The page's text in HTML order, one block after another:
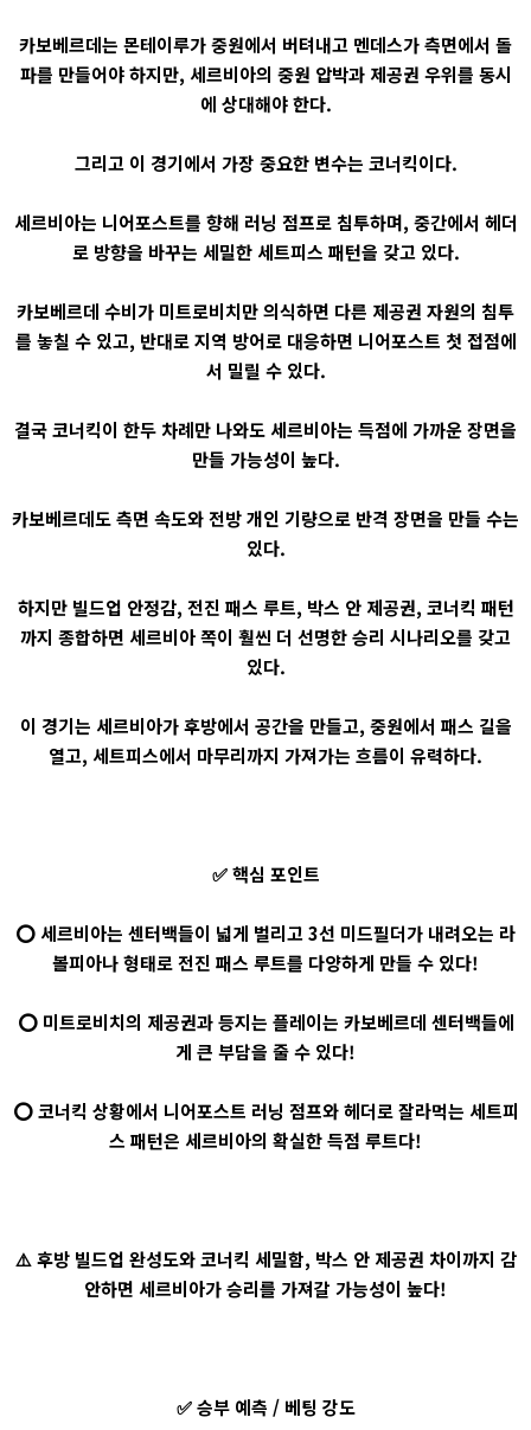
카보베르데는 몬테이루가 중원에서 버텨내고 멘데스가 측면에서 돌
파를 만들어야 하지만, 세르비아의 중원 압박과 제공권 우위를 동시
에 상대해야 한다.
그리고 이 경기에서 가장 중요한 변수는 코너킥이다.
세르비아는 니어포스트를 향해 러닝 점프로 침투하며, 중간에서 헤더
로 방향을 바꾸는 세밀한 세트피스 패턴을 갖고 있다.
카보베르데 수비가 미트로비치만 의식하면 다른 제공권 자원의 침투
를 놓칠 수 있고, 반대로 지역 방어로 대응하면 니어포스트 첫 접점에
서 밀릴 수 있다.
결국 코너킥이 한두 차례만 나와도 세르비아는 득점에 가까운 장면을
만들 가능성이 높다.
카보베르데도 측면 속도와 전방 개인 기량으로 반격 장면을 만들 수는
있다.
하지만 빌드업 안정감, 전진 패스 루트, 박스 안 제공권, 코너킥 패턴
까지 종합하면 세르비아 쪽이 훨씬 더 선명한 승리 시나리오를 갖고
있다.
이 경기는 세르비아가 후방에서 공간을 만들고, 중원에서 패스 길을
열고, 세트피스에서 마무리까지 가져가는 흐름이 유력하다.
✅ 핵심 포인트
⭕ 세르비아는 센터백들이 넓게 벌리고 3선 미드필더가 내려오는 라
볼피아나 형태로 전진 패스 루트를 다양하게 만들 수 있다!
⭕ 미트로비치의 제공권과 등지는 플레이는 카보베르데 센터백들에
게 큰 부담을 줄 수 있다!
⭕ 코너킥 상황에서 니어포스트 러닝 점프와 헤더로 잘라먹는 세트피
스 패턴은 세르비아의 확실한 득점 루트다!
⚠️ 후방 빌드업 완성도와 코너킥 세밀함, 박스 안 제공권 차이까지 감
안하면 세르비아가 승리를 가져갈 가능성이 높다!
✅ 승부 예측 / 베팅 강도